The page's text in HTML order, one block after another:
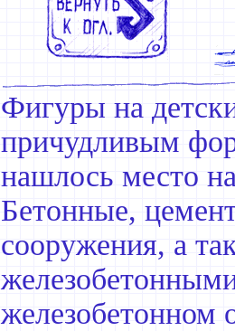
Фигуры на
причудливым
нашлось место
Бетонные,
сооружения, а
железобетонном